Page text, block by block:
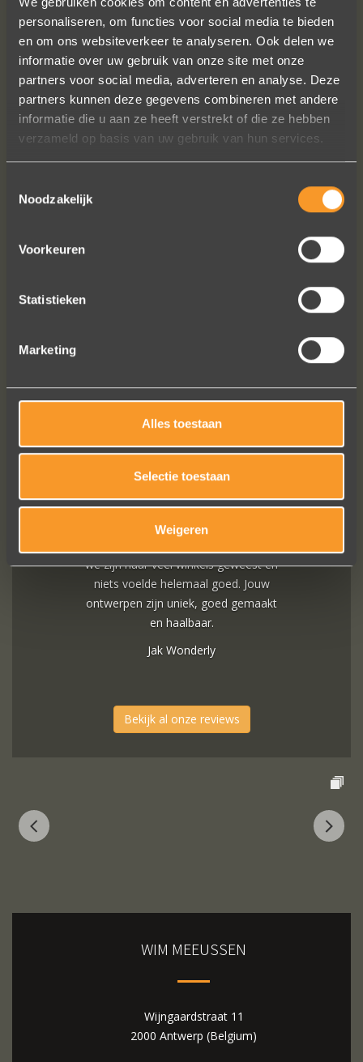
personaliseren, om functies voor social media te bieden
en om ons websiteverkeer te analyseren. Ook delen we
informatie over uw gebruik van onze site met onze
partners voor social media, adverteren en analyse. Deze
partners kunnen deze gegevens combineren met andere
informatie die u aan ze heeft verstrekt of die ze hebben
verzameld op basis van uw gebruik van hun services.
Noodzakelijk
Voorkeuren
Statistieken
Marketing
Alles toestaan
Selectie toestaan
Weigeren
FOLLOW US ON SOCIAL MEDIA
A+ voor ontwerp, klantenservice.
geduld toen we deze ringen
ontdekten. Ze zijn gewoonweg perfect
voor ons. We hebben ongeveer een
we zijn naar veel winkels geweest en
niets voelde helemaal goed. Jouw
ontwerpen zijn uniek, goed gemaakt
en haalbaar.
Jak Wonderly
Bekijk al onze reviews
WIM MEEUSSEN
Wijngaardstraat 11
2000 Antwerp (Belgium)